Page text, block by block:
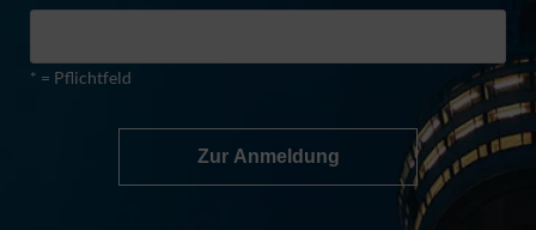
* = Pflichtfeld
Zur Anmeldung